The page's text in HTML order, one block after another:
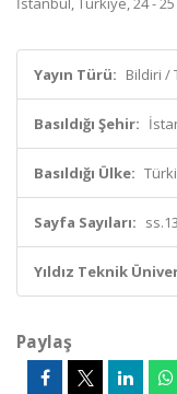
Yayın Türü: Bildiri /
Basıldığı Şehir:
Basıldığı Ülke:
Sayfa Sayıları:
Yıldız Teknik
Paylaş